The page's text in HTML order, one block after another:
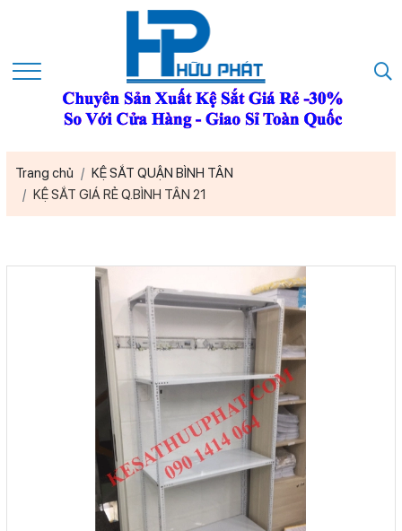
Trang chủ
KỆ SẮT QUẬN BÌNH TÂN
KỆ SẮT GIÁ RẺ Q.BÌNH TÂN 21